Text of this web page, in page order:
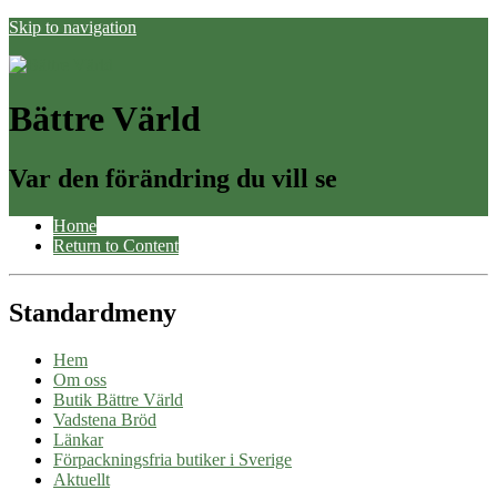
Skip to navigation
Bättre Värld
Var den förändring du vill se
Home
Return to Content
Standardmeny
Hem
Om oss
Butik Bättre Värld
Vadstena Bröd
Länkar
Förpackningsfria butiker i Sverige
Aktuellt